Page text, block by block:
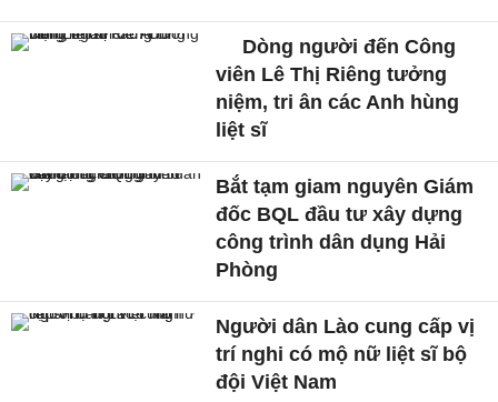
Dòng người đến Công
viên Lê Thị Riêng tưởng
niệm, tri ân các Anh hùng
liệt sĩ
Bắt tạm giam nguyên Giám
đốc BQL đầu tư xây dựng
công trình dân dụng Hải
Phòng
Người dân Lào cung cấp vị
trí nghi có mộ nữ liệt sĩ bộ
đội Việt Nam